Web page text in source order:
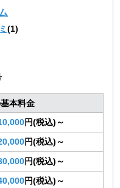
(1)
本料金
円(税込)～
円(税込)～
円(税込)～
円(税込)～